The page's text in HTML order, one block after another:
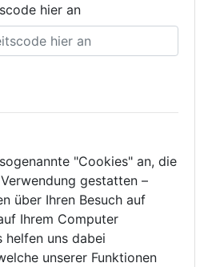
hier an
"Cookies" an, die
gestatten –
über Ihren Besuch auf
Ihrem Computer
helfen uns dabei
unserer Funktionen